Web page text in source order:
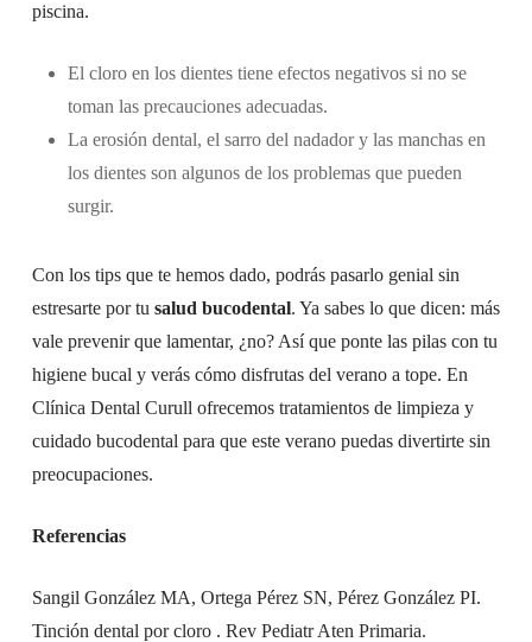
piscina.
El cloro en los dientes tiene efectos negativos si no se
toman las precauciones adecuadas.
La erosión dental, el sarro del nadador y las manchas en
los dientes son algunos de los problemas que pueden
surgir.
Con los tips que te hemos dado, podrás pasarlo genial sin
estresarte por tu salud bucodental. Ya sabes lo que dicen: más
vale prevenir que lamentar, ¿no? Así que ponte las pilas con tu
higiene bucal y verás cómo disfrutas del verano a tope. En
Clínica Dental Curull ofrecemos tratamientos de limpieza y
cuidado bucodental para que este verano puedas divertirte sin
preocupaciones.
Referencias
Sangil González MA, Ortega Pérez SN, Pérez González PI.
Tinción dental por cloro . Rev Pediatr Aten Primaria.